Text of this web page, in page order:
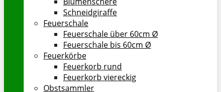
Schneidgiraffe
Feuerschale
Feuerschale über 60cm Ø
Feuerschale bis 60cm Ø
Feuerkörbe
Feuerkorb rund
Feuerkorb viereckig
Obstsammler